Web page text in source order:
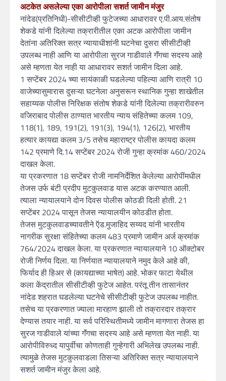
अटकेत असलेल्या एका आरोपीला सशर्त जामीन मंजुर
नांदेड(प्रतिनिधी)-सीसीटीव्ही फुटेजच्या आधारावर ए.पी.आय.संतोष
शेकडे यांनी दिलेल्या तक्रारीतील एका अटक आरोपीला जामीन
देतांना अतिरिक्त सत्र न्यायाधीशांनी घटनेचा दुसरा सीसीटीव्ही
उपलब्ध नाही आणि या आरोपीला सुरज गाडीवाले गॅंगचा सदस्य आहे
असे म्हणता येत नाही या आधारावर सशर्त जामीन दिला आहे.
1 सप्टेंबर 2024 च्या सायंकाळी घडलेल्या पहिल्या आणि रात्री 10
वाजेच्यासुमारास दुसऱ्या घटनेला अनुसरून स्थानिक गुन्हा शाखेतील
सहाय्यक पोलीस निरिक्षक संतोष शेकडे यांनी दिलेल्या तक्रारीवरुन
वजिराबाद पोलीस ठाण्यात भारतीय न्याय संहितेच्या कलम 109,
118(1), 189, 191(2), 191(3), 194(1), 126(2), भारतीय
हत्यार कायद्या कलम 3/5 तसेच महाराष्ट्र पोलीस कायदा कलम
142 प्रमाणे दि.14 सप्टेंबर 2024 रोजी गुन्हा क्रमांक 460/2024
दाखल केला.
या प्रकरणात 18 सप्टेंबर रोजी नामनिर्देशित केलेल्या आरोपींमधील
तेजस उर्फ बंटी प्रदीप मुटकुलवाड यास अटक करण्यात आली.
त्याला न्यायालयाने दोन दिवस पोलीस कोठडी दिली होती. 21
सप्टेंबर 2024 पासून तेजस न्यायालयीन कोठडीत होता.
तेजस मुटकुलवाडच्यावतीने ऍड.मुजाहिद सय्यद यांनी भारतीय
नागरीक सुरक्षा संहितेच्या कलम 483 प्रमाणे जामीन अर्ज क्रमांक
764/2024 दाखल केला. या प्रकरणात न्यायालयाने 10 ऑक्टोबर
रोजी निर्णय दिला. या निर्णयात न्यायालयाने नमुद केले आहे की,
फिर्याद ही हिअर से (कायद्याच्या भाषेत) आहे. भोकर फाटा येथील
कला केंद्रातील सीसीटीव्ही फुटेज आहेत. परंतू तीन तासानंतर
नांदेड शहरात घडलेल्या घटनेचे सीसीटीव्ही फुटेज उपलब्ध नाहीत.
तसेच या प्रकरणात ज्याला मारहाण झाली तो तक्रारदार तक्रार
देण्यास तयार नाही. या सर्व परिस्थितीमध्ये जामीन मागणारा तेजस हा
सुरज गाडीवाले यांच्या गॅंगचा सदस्य आहे असे म्हणता येत नाही. या
आरोपीविरुध्द यापुर्वीचा कोणताही गुन्हेगारी अभिलेख उपलब्ध नाही.
त्यामुळे तेजस मुटकुलवाडला तिसऱ्या अतिरिक्त सत्र न्यायालयाने
सशर्त जामीन मंजुर केला आहे.